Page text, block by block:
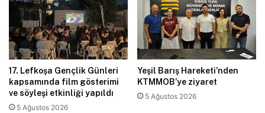
17. Lefkoşa Gençlik Günleri
kapsamında film gösterimi
ve söyleşi etkinliği yapıldı
5 Ağustos 2026
Yeşil Barış Hareketi’nden
KTMMOB’ye ziyaret
5 Ağustos 2026